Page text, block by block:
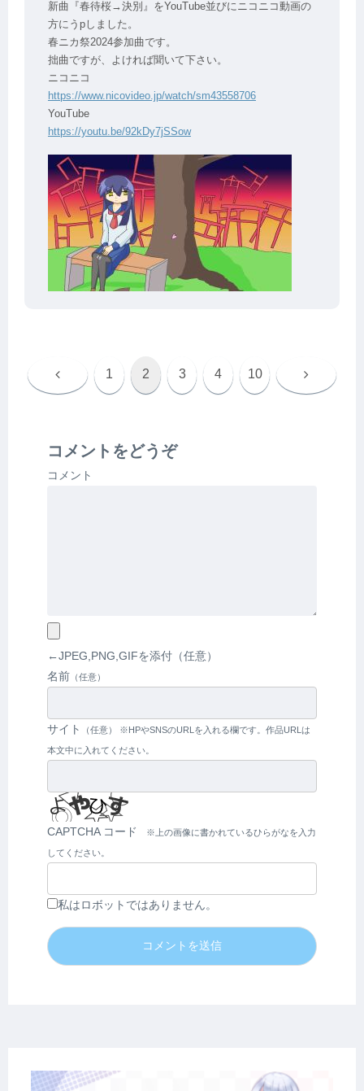
新曲『春待桜→決別』をYouTube並びにニコニコ動画の
方にうpしました。
春ニカ祭2024参加曲です。
拙曲ですが、よければ聞いて下さい。
ニコニコ
https://www.nicovideo.jp/watch/sm43558706
YouTube
https://youtu.be/92kDy7jSSow
前 1 2 3 4 10 次
コメントをどうぞ
コメント
←JPEG,PNG,GIFを添付（任意）
名前
サイト
CAPTCHA コード
私はロボットではありません。